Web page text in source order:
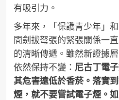
有吸引力。
多年來，「保護青少年」
間劍拔弩張的緊張關係一
的清晰傳遞。雖然新證據
依然保持不變： 尼古丁電
其危害遠低於香菸。落實
煙，就不要嘗試電子煙。